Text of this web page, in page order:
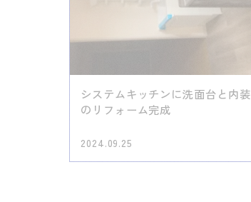
システムキッチンに洗面台と内装
のリフォーム完成
2024.09.25